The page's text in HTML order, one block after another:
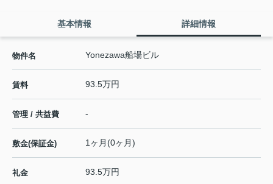
基本情報 詳細情報
物件名 Yonezawa船場ビル
賃料 93.5万円
管理 / 共益費 -
敷金(保証金) 1ヶ月(0ヶ月)
礼金 93.5万円